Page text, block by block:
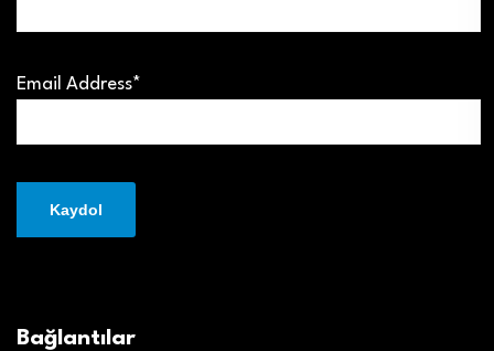
Email Address*
Bağlantılar